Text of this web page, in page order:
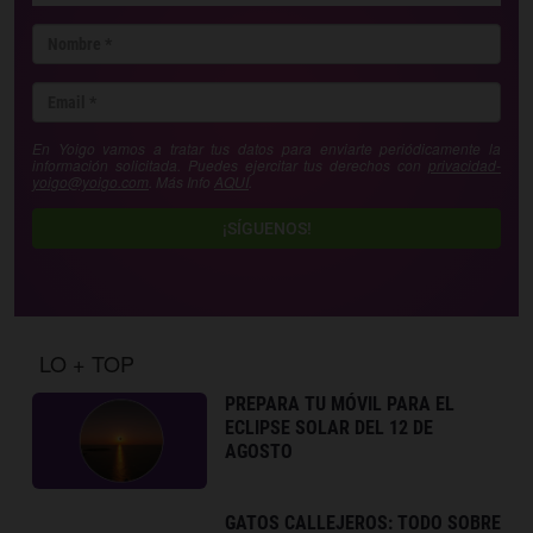
En Yoigo vamos a tratar tus datos para enviarte periódicamente la
información solicitada. Puedes ejercitar tus derechos con privacidad-
yoigo@yoigo.com . Más Info AQUÍ
¡SÍGUENOS!
LO + TOP
PREPARA TU MÓVIL PARA EL
ECLIPSE SOLAR DEL 12 DE
AGOSTO
GATOS CALLEJEROS: TODO SOBRE